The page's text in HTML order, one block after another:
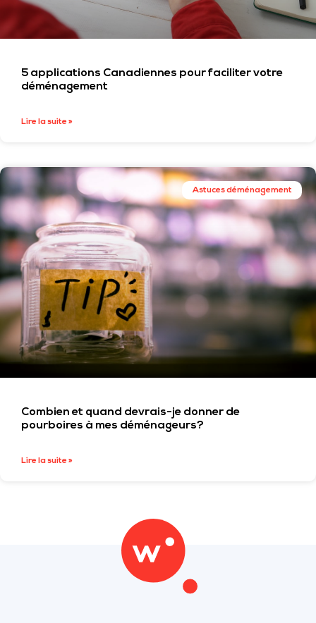
5 applications Canadiennes pour faciliter votre
déménagement
Lire la suite »
Astuces déménagement
Combien et quand devrais-je donner de
pourboires à mes déménageurs?
Lire la suite »